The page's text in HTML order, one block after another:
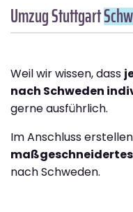
Umzug Stuttgart
Weil wir wissen, dass
nach Schweden
gerne ausführlich.
Im Anschluss
nach Schweden.